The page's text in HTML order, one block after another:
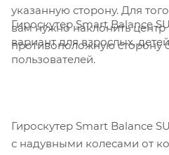
указанную сторону. Для
вам нужно наклонить центр
противоположную сторону
Гироскутер Smart Balance
вариант для взрослых,
пользователей.
Гироскутер Smart Balance
с надувными колесами от